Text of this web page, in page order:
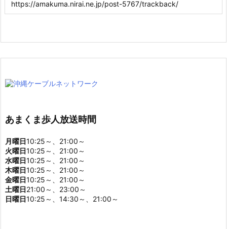
あまくま歩人放送時間
月曜日10:25～、21:00～
火曜日10:25～、21:00～
水曜日10:25～、21:00～
木曜日10:25～、21:00～
金曜日10:25～、21:00～
土曜日21:00～、23:00～
日曜日10:25～、14:30～、21:00～